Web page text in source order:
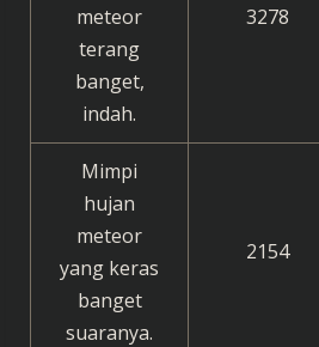
meteor
terang
banget,
indah.
3278
Mimpi
hujan
meteor
yang keras
banget
suaranya.
2154